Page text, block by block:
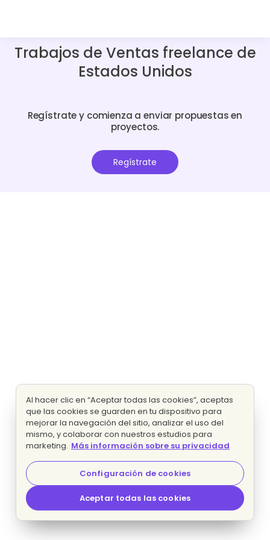
Trabajos de Ventas freelance de
Estados Unidos
Regístrate y comienza a enviar propuestas en
proyectos.
Regístrate
Al hacer clic en “Aceptar todas las cookies”, aceptas
que las cookies se guarden en tu dispositivo para
mejorar la navegación del sitio, analizar el uso del
mismo, y colaborar con nuestros estudios para
marketing. Más información sobre su privacidad
Configuración de cookies
Aceptar todas las cookies